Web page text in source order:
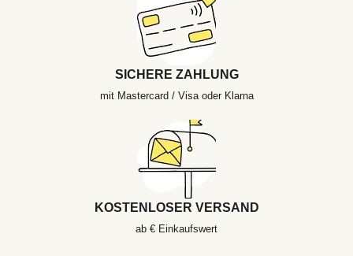
SICHERE ZAHLUNG
mit Mastercard / Visa oder Klarna
KOSTENLOSER VERSAND
ab € Einkaufswert